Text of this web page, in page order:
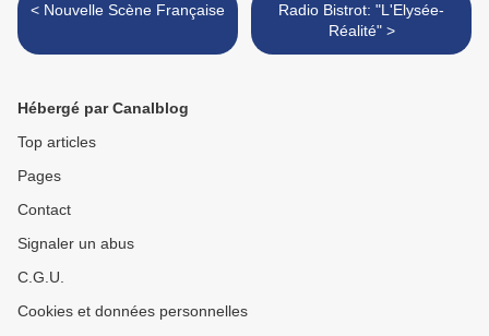
< Nouvelle Scène Française
Radio Bistrot: "L'Elysée-
Réalité" >
Hébergé par Canalblog
Top articles
Pages
Contact
Signaler un abus
C.G.U.
Cookies et données personnelles